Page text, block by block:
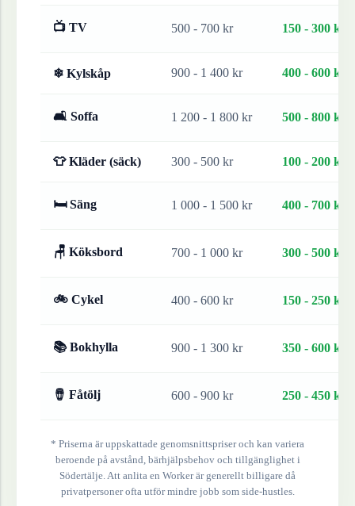
📺 TV 500 - 700 kr 150 - 300 kr
❄ Kylskåp 900 - 1 400 kr 400 - 600 kr
🛋 Soffa 1 200 - 1 800 kr 500 - 800 kr
👕 Kläder (säck) 300 - 500 kr 100 - 200 kr
🛏 Säng 1 000 - 1 500 kr 400 - 700 kr
🪑 Köksbord 700 - 1 000 kr 300 - 500 kr
🚲 Cykel 400 - 600 kr 150 - 250 kr
📚 Bokhylla 900 - 1 300 kr 350 - 600 kr
🪘 Fåtölj 600 - 900 kr 250 - 450 kr
* Priserna är uppskattade genomsnittspriser och kan variera
beroende på avstånd, bärhjälpsbehov och tillgänglighet i
Södertälje. Att anlita en Worker är generellt billigare då
privatpersoner ofta utför mindre jobb som side-hustles.